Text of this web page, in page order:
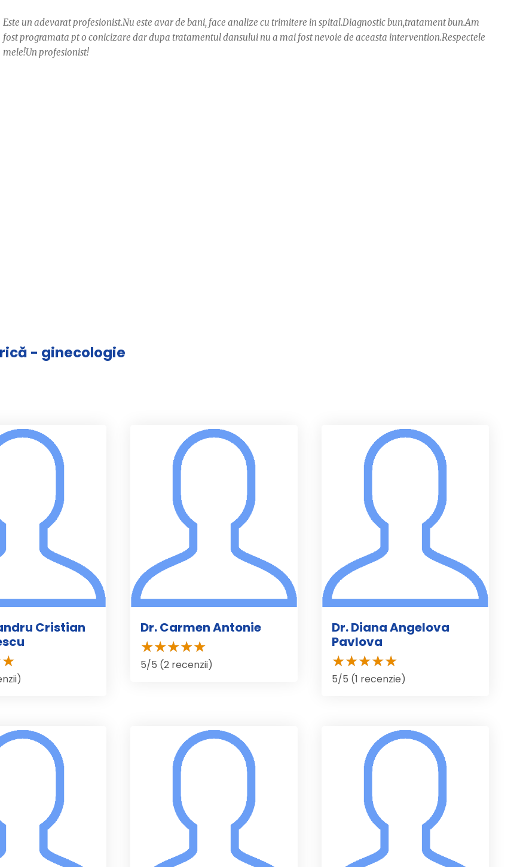
Este un adevarat profesionist.Nu este avar de bani, face analize cu trimitere in spital.Diagnostic bun,tratament bun.Am
fost programata pt o conicizare dar dupa tratamentul dansului nu a mai fost nevoie de aceasta intervention.Respectele
mele!Un profesionist!
- ginecologie
Cristian
Dr. Carmen Antonie
5/5 (2 recenzii)
Dr. Diana Angelova
Pavlova
5/5 (1 recenzie)